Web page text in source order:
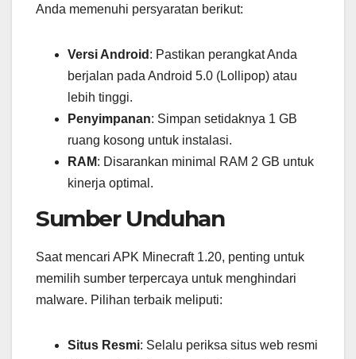
Anda memenuhi persyaratan berikut:
Versi Android : Pastikan perangkat Anda
berjalan pada Android 5.0 (Lollipop) atau
lebih tinggi.
Penyimpanan: Simpan setidaknya 1 GB
ruang kosong untuk instalasi.
RAM: Disarankan minimal RAM 2 GB untuk
kinerja optimal.
Sumber Unduhan
Saat mencari APK Minecraft 1.20, penting untuk
memilih sumber terpercaya untuk menghindari
malware. Pilihan terbaik meliputi:
Situs Resmi: Selalu periksa situs web resmi